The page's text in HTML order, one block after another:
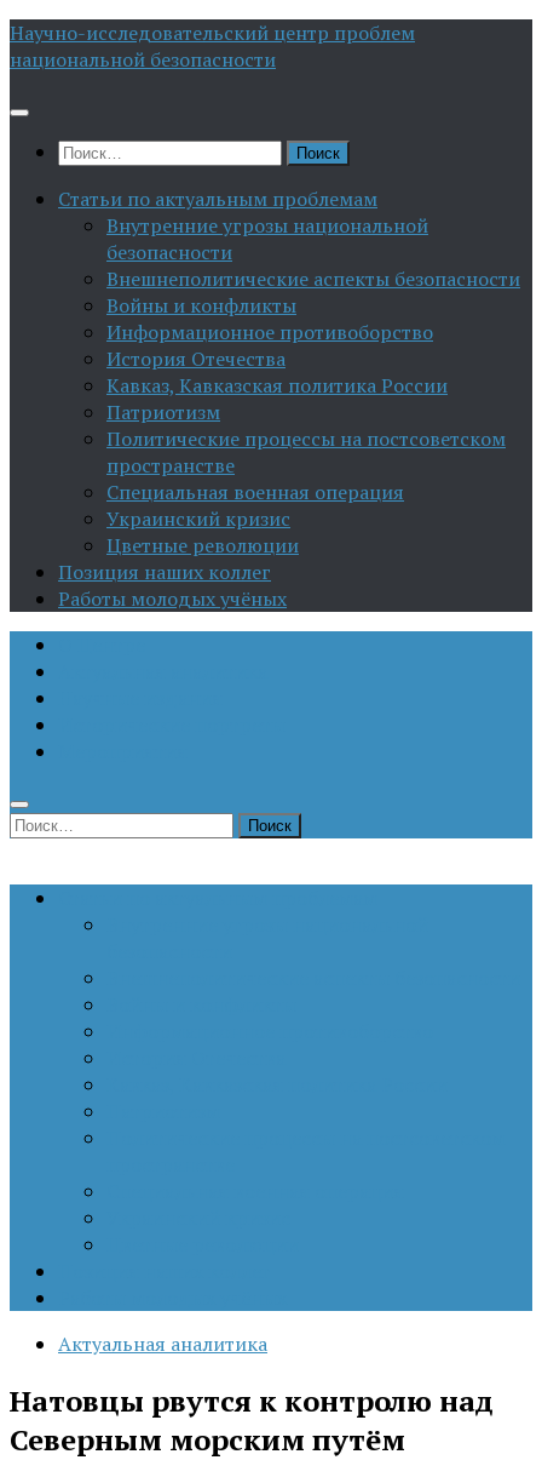
Перейти
к
Научно-исследовательский центр проблем
национальной безопасности
Найти:
Статьи по актуальным проблемам
Внутренние угрозы национальной
безопасности
Внешнеполитические аспекты безопасности
Войны и конфликты
Информационное противоборство
История Отечества
Кавказ, Кавказская политика России
Патриотизм
Политические процессы на постсоветском
пространстве
Специальная военная операция
Украинский кризис
Цветные революции
Позиция наших коллег
Работы молодых учёных
Найти:
Актуальная аналитика
Натовцы рвутся к контролю над
Северным морским путём